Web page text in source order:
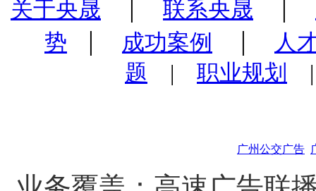
关于央晟 联系央晟
势
| 成功案例 |
人
题 | 职业规划
广州公交广告